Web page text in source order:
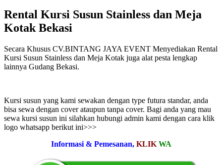
Rental Kursi Susun Stainless dan Meja
Kotak Bekasi
Secara Khusus CV.BINTANG JAYA EVENT Menyediakan Rental
Kursi Susun Stainless dan Meja Kotak juga alat pesta lengkap
lainnya Gudang Bekasi.
Kursi susun yang kami sewakan dengan type futura standar, anda
bisa sewa dengan cover ataupun tanpa cover. Bagi anda yang mau
sewa kursi susun ini silahkan hubungi admin kami dengan cara klik
logo whatsapp berikut ini>>>
Informasi & Pemesanan, KLIK WA